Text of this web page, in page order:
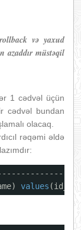
və yaxud
azaddır müstəqil
1 cədvəl üçün
cədvəl bundan
olacaq.
rəqəmi əldə
values